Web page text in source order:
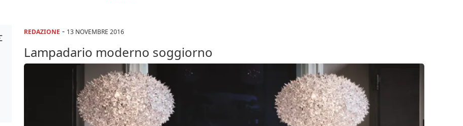
REDAZIONE - 13 NOVEMBRE 2016
Lampadario moderno soggiorno